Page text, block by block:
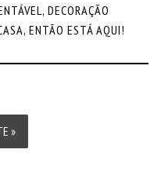
DECORAÇÃO
ENTÃO ESTÁ AQUI!
»